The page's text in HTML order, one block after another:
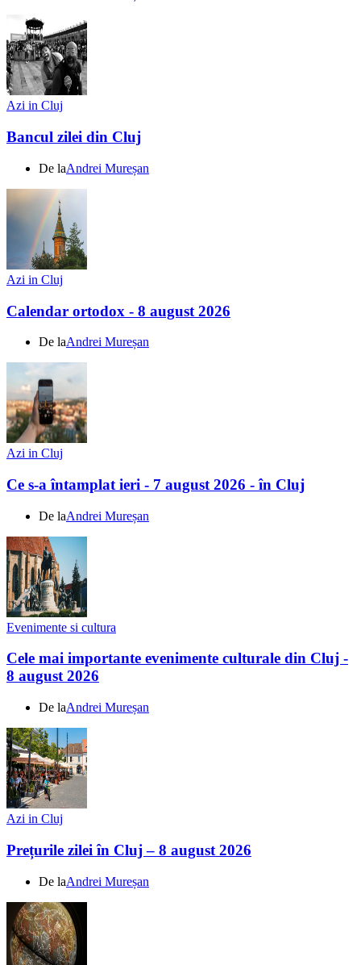
Azi in Cluj
Bancul zilei din Cluj
De laAndrei Mureșan
Azi in Cluj
Calendar ortodox - 8 august 2026
De laAndrei Mureșan
Azi in Cluj
Ce s-a întamplat ieri - 7 august 2026 - în Cluj
De laAndrei Mureșan
Evenimente si cultura
Cele mai importante evenimente culturale din Cluj -
8 august 2026
De laAndrei Mureșan
Azi in Cluj
Prețurile zilei în Cluj – 8 august 2026
De laAndrei Mureșan